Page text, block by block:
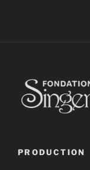
PRODUCTION